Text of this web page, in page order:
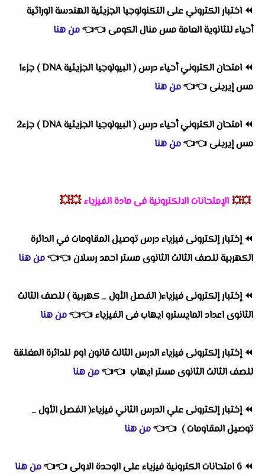
⏪ اختبار الكتروني على التكنولوجيا الجزيئية الهندسة الوراثية
أحياء للثانوية العامة مس منال الكومى👈
👈من هنا
⏪
امتحان الكتروني أحياء درس ( البيولوجيا الجزيئية DNA ) جزء1
مس إيرينى👈
👈من هنا
⏪
امتحان الكتروني أحياء درس ( البيولوجيا الجزيئية DNA ) جزء2
مس إيرينى👈
👈من هنا
💥💥 الإمتحانات الالكترونية فى مادة الفيزياء 💥💥
⏪إختبار إلكترونى فيزياء درس توصيل المقاومات في الدائرة
الكهربية للصف الثالث الثانوى مستر احمد رسلان👈
👈من هنا
⏪إختبار إلكترونى فيزياء( الفصل الأول _ كهربية ) للصف الثالث
الثانوى اعداد المايسترو ايهاب فى الفيزياء👈
👈من هنا
⏪إختبار إلكترونى فيزياء الدرس الثالث قانون اوم للدائرة المغلقة
للصف الثالث الثانوى مستر ايهاب 👈
👈من هنا
⏪إختبار إلكترونى علي الدرس الثاني فيزياء( الفصل الأول _
توصيل المقاومات ) 👈
👈من هنا
⏪ 6 امتحانات الكترونية فيزياء على الوحدة الاولى 👈
👈من هنا